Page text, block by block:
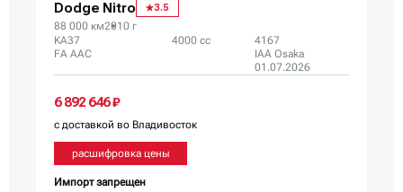
Dodge Nitro 3.5
88 000 км2010 г
KA37
FA AAC
4000 сс
4167
IAA Osaka
01.07.2026
6 892 646 ₽
с доставкой во Владивосток
расшифровка цены
Импорт запрещен